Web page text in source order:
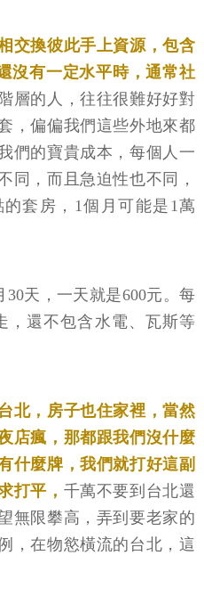
交換彼此手上資源，包含
沒有一定水平時，通常社
層的人，往往很難好好對
，偏偏我們這些外地來都
們的寶貴成本，每個人一
同，而且急迫性也不同，
套房，1個月可能是1萬
30天，一天就是600元。每
，還不包含水電、瓦斯等
北，房子也住家裡，當然
店瘋，那都跟我們沒什麼
什麼牌，我們就打好這副
打平， 千萬不要到台北還
無限攀高，弄到要老家的
，在物慾橫流的台北，這